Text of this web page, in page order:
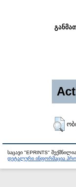
საცავი "EPRINTS"
დეტალური ინფორმაცია